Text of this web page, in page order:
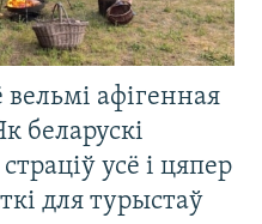
афігенная
беларускі
усё і цяпер
для турыстаў